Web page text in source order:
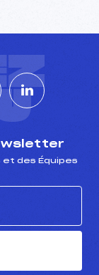
et des Équipes